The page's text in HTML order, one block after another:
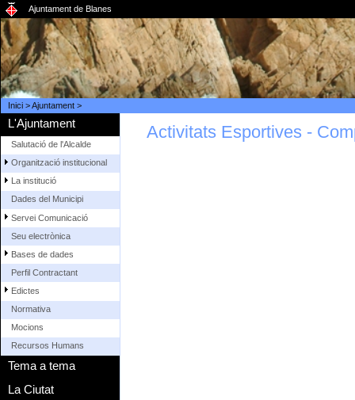
Ajuntament de Blanes
Inici>Ajuntament>
L'Ajuntament
Salutació de l'Alcalde
Organització institucional
La institució
Dades del Municipi
Servei Comunicació
Seu electrònica
Bases de dades
Perfil Contractant
Edictes
Normativa
Mocions
Recursos Humans
Tema a tema
La Ciutat
Activitats Esportives -